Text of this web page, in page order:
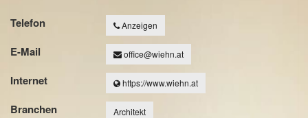
Telefon Anzeigen
E-Mail office@wiehn.at
Internet https://www.wiehn.at
Branchen Architekt